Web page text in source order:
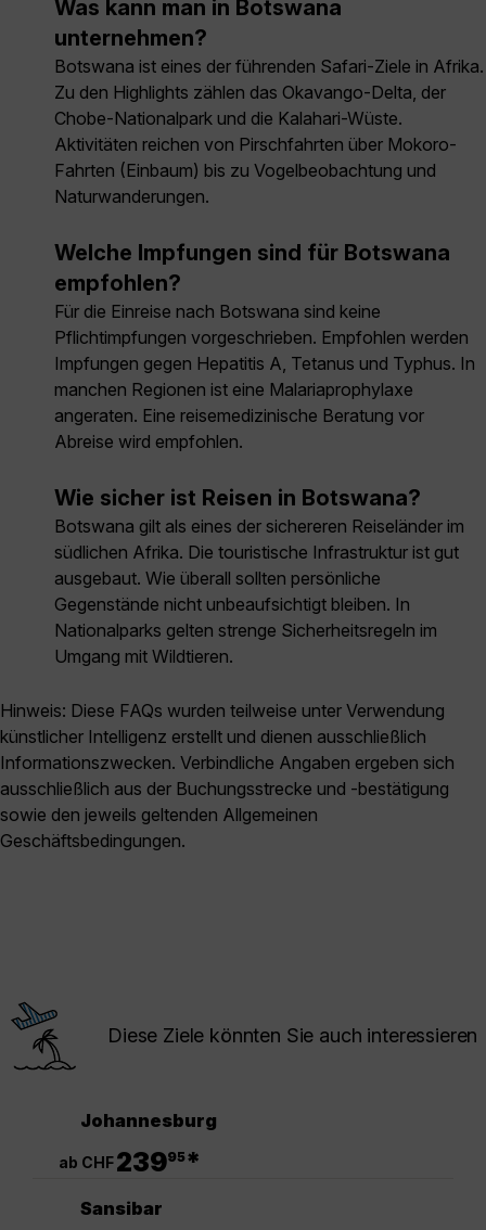
Was kann man in Botswana
unternehmen?
Botswana ist eines der führenden Safari-Ziele in Afrika.
Zu den Highlights zählen das Okavango-Delta, der
Chobe-Nationalpark und die Kalahari-Wüste.
Aktivitäten reichen von Pirschfahrten über Mokoro-
Fahrten (Einbaum) bis zu Vogelbeobachtung und
Naturwanderungen.
Welche Impfungen sind für Botswana
empfohlen?
Für die Einreise nach Botswana sind keine
Pflichtimpfungen vorgeschrieben. Empfohlen werden
Impfungen gegen Hepatitis A, Tetanus und Typhus. In
manchen Regionen ist eine Malariaprophylaxe
angeraten. Eine reisemedizinische Beratung vor
Abreise wird empfohlen.
Wie sicher ist Reisen in Botswana?
Botswana gilt als eines der sichereren Reiseländer im
südlichen Afrika. Die touristische Infrastruktur ist gut
ausgebaut. Wie überall sollten persönliche
Gegenstände nicht unbeaufsichtigt bleiben. In
Nationalparks gelten strenge Sicherheitsregeln im
Umgang mit Wildtieren.
Hinweis: Diese FAQs wurden teilweise unter Verwendung
künstlicher Intelligenz erstellt und dienen ausschließlich
Informationszwecken. Verbindliche Angaben ergeben sich
ausschließlich aus der Buchungsstrecke und -bestätigung
sowie den jeweils geltenden Allgemeinen
Geschäftsbedingungen.
Diese Ziele könnten Sie auch interessieren
Johannesburg
ab CHF23995*
Sansibar